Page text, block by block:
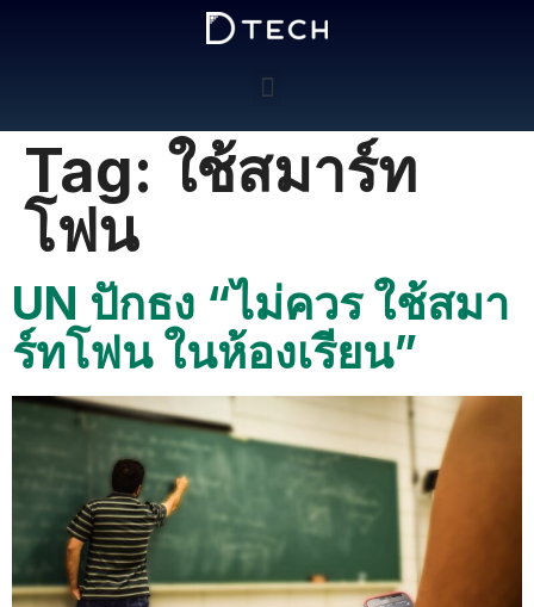
Tag: ใช้สมาร์ท
โฟน
UN ปักธง “ไม่ควร ใช้สมา
ร์ทโฟน ในห้องเรียน”